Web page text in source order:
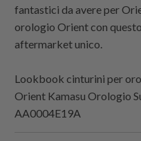
fantastici da avere per
orologio Orient con
aftermarket unico.
Lookbook cinturini per
Orient Kamasu Orologio
AA0004E19A